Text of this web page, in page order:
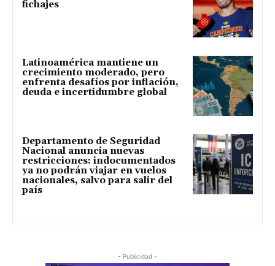
fichajes
Latinoamérica mantiene un
crecimiento moderado, pero
enfrenta desafíos por inflación,
deuda e incertidumbre global
Departamento de Seguridad
Nacional anuncia nuevas
restricciones: indocumentados
ya no podrán viajar en vuelos
nacionales, salvo para salir del
país
- Publicidad -